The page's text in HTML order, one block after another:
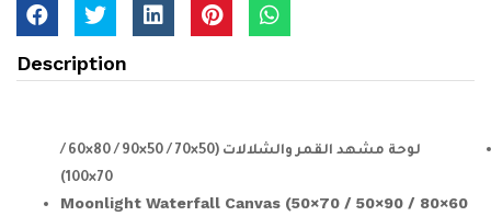
Description
لوحة مشهد القمر والشلالات (50×70 / 50×90 / 80×60 /
70×100)
Moonlight Waterfall Canvas (50×70 / 50×90 / 80×60